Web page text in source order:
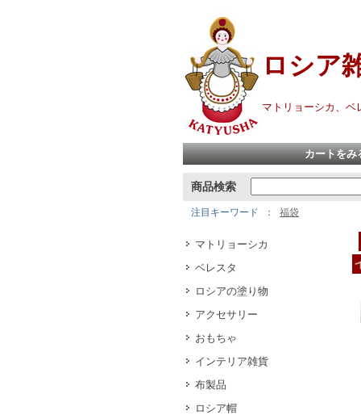
ロシア
マトリョーシカ、ベ
カートをみ
商品検索
注目キーワード 福袋
マトリョーシカ
ベレスタ
ロシアの塗り物
アクセサリー
おもちゃ
インテリア雑貨
布製品
ロシア帽